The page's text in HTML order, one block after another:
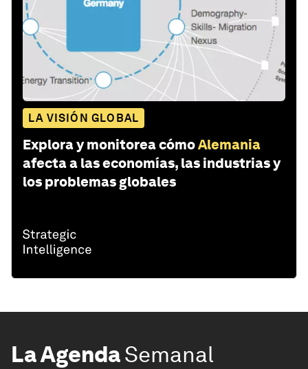
LA VISIÓN GLOBAL
Explora y monitorea cómoAlemania
afecta a las economías, las industrias y
los problemas globales
La AgendaSemanal